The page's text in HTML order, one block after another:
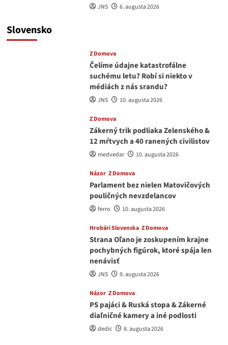
JNS 6. augusta 2026
Slovensko
Z Domova
Čelíme údajne katastrofálne
suchému letu? Robí si niekto v
médiách z nás srandu?
JNS 10. augusta 2026
Z Domova
Zákerný trik podliaka Zelenského &
12 mŕtvych a 40 ranených civilistov
medvedar 10. augusta 2026
Názor Z Domova
Parlament bez nielen Matovičových
pouličných nevzdelancov
ferro 10. augusta 2026
Hrobári Slovenska Z Domova
Strana Oľano je zoskupením krajne
pochybných figúrok, ktoré spája len
nenávisť
JNS 9. augusta 2026
Názor Z Domova
PS pajáci & Ruská stopa & Zákerné
diaľničné kamery a iné podlosti
dedic 8. augusta 2026